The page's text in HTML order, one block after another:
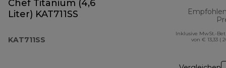
Chef Titanium (4,6
Liter) KAT711SS
KAT711SS
Inklusive MwSt.-
von € 13,33 (